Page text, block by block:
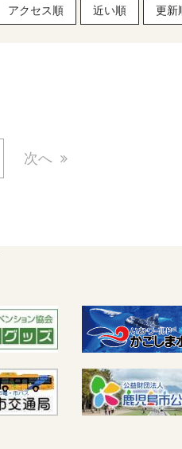
アクセス順 近い順 更新
次へ